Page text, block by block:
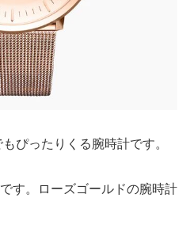
ぴったりくる腕時計です。
す。ローズゴールドの腕時計